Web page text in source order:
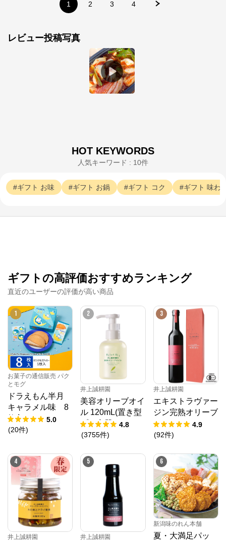
1 2 3 4
レビュー投稿写真
HOT KEYWORDS
人気キーワード : 10件
ギフト お味 ギフト お鍋 ギフト コク ギフト 味わ
ギフトの高評価おすすめランキング
直近のユーザーの評価が高い商品
1
お菓子の通信販売 パク
とモグ
ドラえもん半月
キャラメル味 8
枚入
5.0
(20件)
2
井上誠耕園
美容オリーブオイ
ル 120mL(置き型
プラ容器) 4.8
(3755件)
3
井上誠耕園
エキストラヴァー
ジン完熟オリーブ
オイル 450g4.9
(92件)
4
井上誠耕園
5
井上誠耕園
6
新潟味のれん本舗
夏・大満足パッ
公式ECサイト
※外部サイトが開きます